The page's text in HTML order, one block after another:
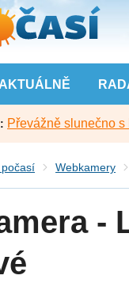
AKTUÁLNĚ
Převážně slunečno
Webkamery
-